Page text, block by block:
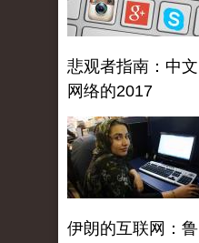
悲观者指南：中文
网络的2017
伊朗的互联网：鲁